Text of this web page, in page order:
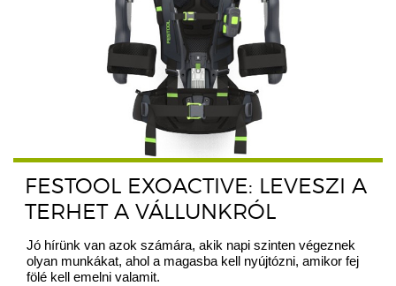
FESTOOL EXOACTIVE: LEVESZI A
TERHET A VÁLLUNKRÓL
Jó hírünk van azok számára, akik napi szinten végeznek
olyan munkákat, ahol a magasba kell nyújtózni, amikor fej
fölé kell emelni valamit.